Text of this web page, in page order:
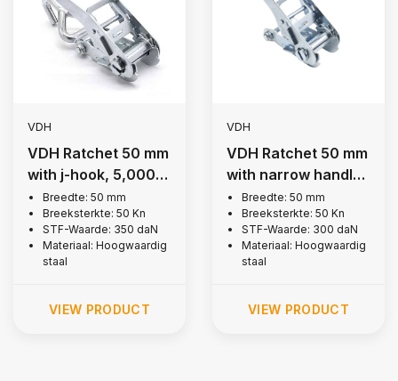
VDH
VDH Ratchet 50 mm
with j-hook, 5,000
kgBreedte: 50 mm
Breeksterkte: 50 Kn
STF-Waarde: 350 daN
Materiaal: Hoogwaardig
staal
VIEW PRODUCT
VDH
VDH Ratchet 50 mm
with narrow handle,
5,000 kg
Breedte: 50 mm
Breeksterkte: 50 Kn
STF-Waarde: 300 daN
Materiaal: Hoogwaardig
staal
VIEW PRODUCT